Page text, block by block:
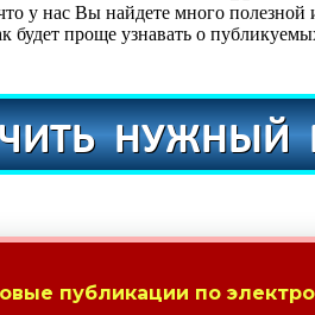
нас Вы найдете много полезной
будет проще узнавать о
публикации по